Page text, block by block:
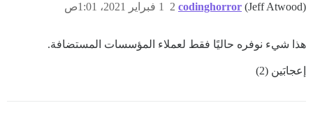
codinghorror (Jeff Atwood) 1 فبراير 2021، 1:01ص 2
هذا شيء نوفره حاليًا فقط لعملاء المؤسسات المستضافة.
إعجابَين (2)